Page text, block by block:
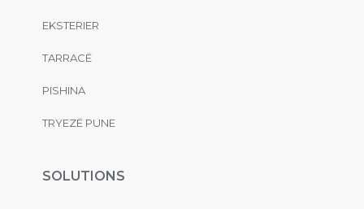
EKSTERIER
TARRACË
PISHINA
TRYEZË PUNE
SOLUTIONS